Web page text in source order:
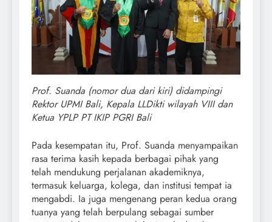
Prof. Suanda (nomor dua dari kiri) didampingi
Rektor UPMI Bali, Kepala LLDikti wilayah VIII dan
Ketua YPLP PT IKIP PGRI Bali
Pada kesempatan itu, Prof. Suanda menyampaikan
rasa terima kasih kepada berbagai pihak yang
telah mendukung perjalanan akademiknya,
termasuk keluarga, kolega, dan institusi tempat ia
mengabdi. Ia juga mengenang peran kedua orang
tuanya yang telah berpulang sebagai sumber